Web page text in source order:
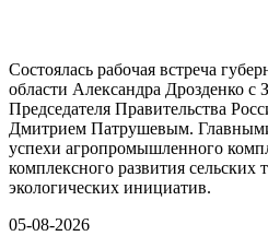
Состоялась рабочая встреча
области Александра Дрозденко с
Председателя Правительства
Дмитрием Патрушевым.
успехи агропромышленного
комплексного развития сельских
экологических инициатив.
05-08-2026